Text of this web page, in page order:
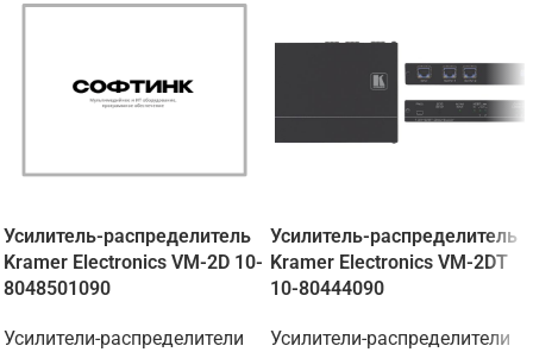
Усилитель-распределитель
Kramer Electronics VM-2D 10-
8048501090
Усилители-распределители
Усилитель-распределитель
Kramer Electronics VM-2DT
10-80444090
Усилители-распределители